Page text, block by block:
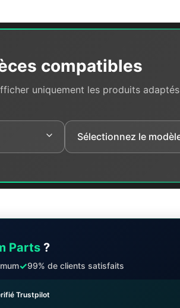
compatibles
uniquement les produits adaptés
Parts ?
✓99% de clients satisfaits
Trustpilot